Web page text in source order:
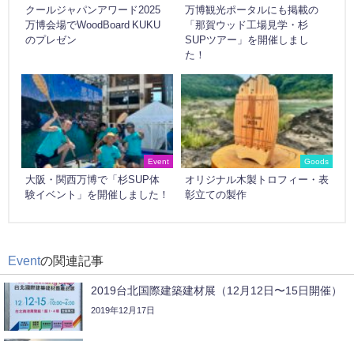
クールジャパンアワード2025
万博会場でWoodBoard KUKU
のプレゼン
万博観光ポータルにも掲載の
「那賀ウッド工場見学・杉
SUPツアー」を開催しまし
た！
Event
大阪・関西万博で「杉SUP体
験イベント」を開催しました！
Goods
オリジナル木製トロフィー・表
彰立ての製作
Eventの関連記事
2019台北国際建築建材展（12月12日〜15日開催）
2019年12月17日